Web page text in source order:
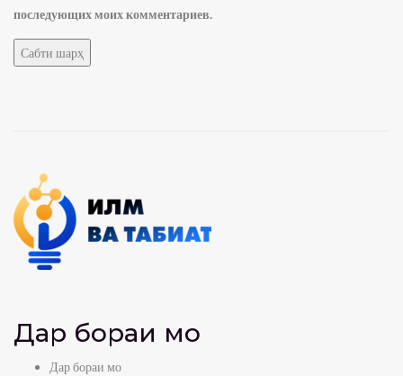
последующих моих комментариев.
Дар бораи мо
Дар бораи мо